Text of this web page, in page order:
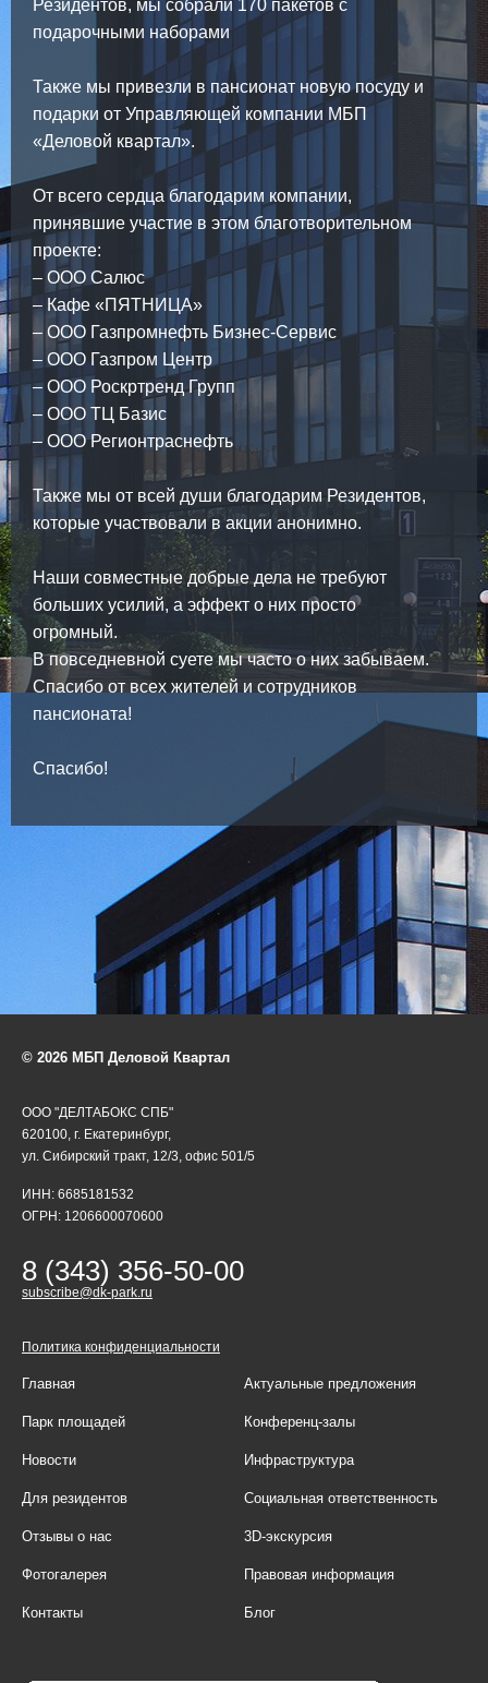
Резидентов, мы собрали 170 пакетов с
подарочными наборами
Также мы привезли в пансионат новую посуду и
подарки от Управляющей компании МБП
«Деловой квартал».
От всего сердца благодарим компании,
принявшие участие в этом благотворительном
проекте:
– ООО Салюс
– Кафе «ПЯТНИЦА»
– ООО Газпромнефть Бизнес-Сервис
– ООО Газпром Центр
– ООО Роскртренд Групп
– ООО ТЦ Базис
– ООО Регионтраснефть
Также мы от всей души благодарим Резидентов,
которые участвовали в акции анонимно.
Наши совместные добрые дела не требуют
больших усилий, а эффект о них просто
огромный.
В повседневной суете мы часто о них забываем.
Спасибо от всех жителей и сотрудников
пансионата!
Спасибо!
© 2026 МБП Деловой Квартал
ООО "ДЕЛТАБОКС СПБ"
620100, г. Екатеринбург,
ул. Сибирский тракт, 12/3, офис 501/5
ИНН: 6685181532
ОГРН: 1206600070600
8 (343) 356-50-00
subscribe@dk-park.ru
Политика конфиденциальности
Главная Актуальные предложения
Парк площадей Конференц-залы
Новости Инфраструктура
Для резидентов Социальная ответственность
Отзывы о нас 3D-экскурсия
Фотогалерея Правовая информация
Контакты Блог